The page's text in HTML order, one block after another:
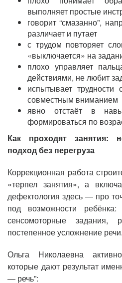
выполняет простые
говорит “смазанно”,
различает и путает
с трудом повторяет
«выключается» на
плохо управляет
действиями, не любит
испытывает трудности
совместным вниманием
явно отстаёт в
формироваться по
Как проходят занятия:
подход без перегруза
Коррекционная работа
«терпел занятия», а
дефектология здесь — про
под возможности
сенсомоторные задания,
постепенное усложнение речи.
Ольга Николаевна
которые дают результат
— речь”: